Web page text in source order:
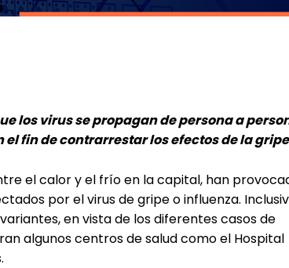
los virus se propagan de persona a
fin de contrarrestar los efectos de la gripe
el calor y el frío en la capital, han
por el virus de gripe o influenza.
en vista de los diferentes casos de
algunos centros de salud como el Hospital